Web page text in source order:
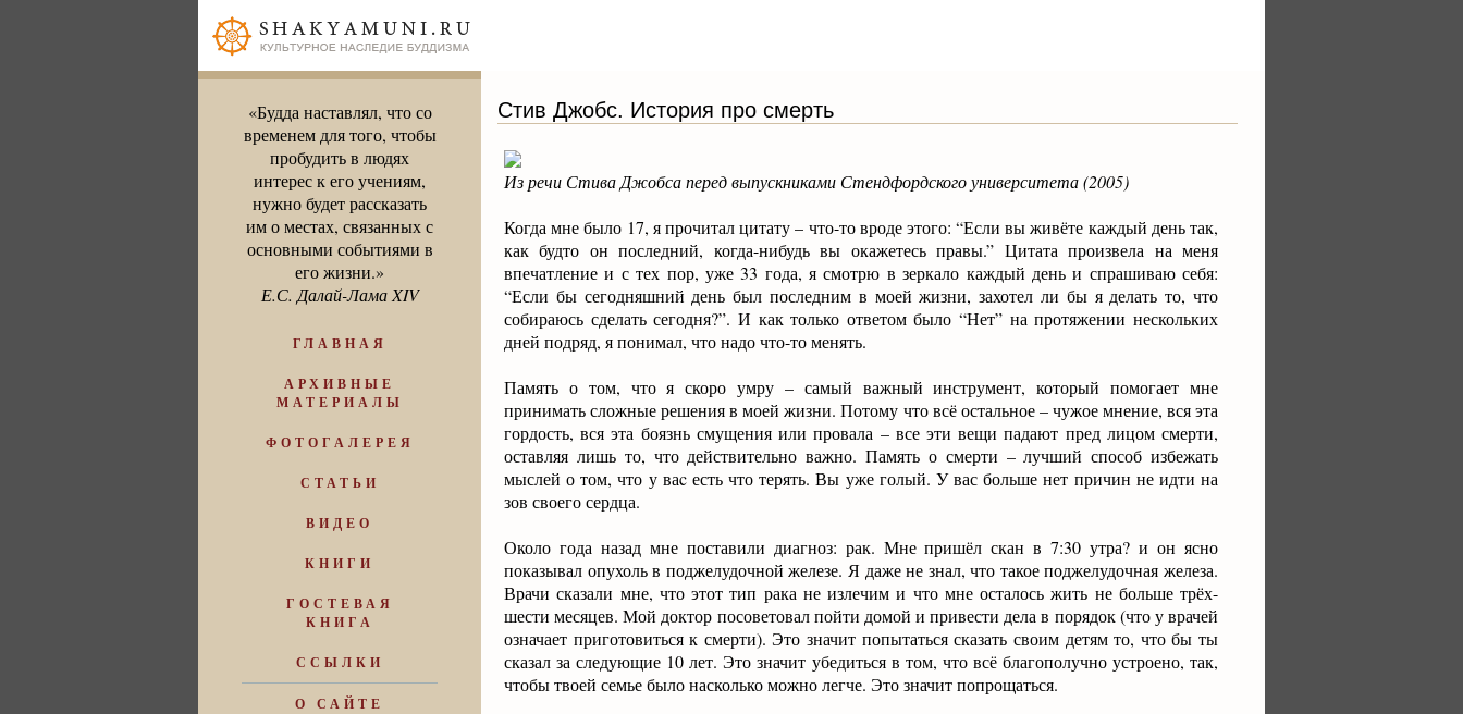
«Будда наставлял, что со
временем для того, чтобы
пробудить в людях
интерес к его учениям,
нужно будет рассказать
им о местах, связанных с
основными событиями в
его жизни.»
Е.С. Далай-Лама XIV
ГЛАВНАЯ
АРХИВНЫЕ
МАТЕРИАЛЫ
ФОТОГАЛЕРЕЯ
СТАТЬИ
ВИДЕО
КНИГИ
ГОСТЕВАЯ
КНИГА
ССЫЛКИ
О САЙТЕ
Стив Джобс. История про смерть
Из речи Стива Джобса перед выпускниками Стендфордского университета (2005)
Когда мне было 17, я прочитал цитату – что-то вроде этого: “Если вы живёте каждый день так,
как будто он последний, когда-нибудь вы окажетесь правы.” Цитата произвела на меня
впечатление и с тех пор, уже 33 года, я смотрю в зеркало каждый день и спрашиваю себя:
“Если бы сегодняшний день был последним в моей жизни, захотел ли бы я делать то, что
собираюсь сделать сегодня?”. И как только ответом было “Нет” на протяжении нескольких
дней подряд, я понимал, что надо что-то менять.
Память о том, что я скоро умру – самый важный инструмент, который помогает мне
принимать сложные решения в моей жизни. Потому что всё остальное – чужое мнение, вся эта
гордость, вся эта боязнь смущения или провала – все эти вещи падают пред лицом смерти,
оставляя лишь то, что действительно важно. Память о смерти – лучший способ избежать
мыслей о том, что у ваc есть что терять. Вы уже голый. У вас больше нет причин не идти на
зов своего сердца.
Около года назад мне поставили диагноз: рак. Мне пришёл скан в 7:30 утра? и он ясно
показывал опухоль в поджелудочной железе. Я даже не знал, что такое поджелудочная железа.
Врачи сказали мне, что этот тип рака не излечим и что мне осталось жить не больше трёх-
шести месяцев. Мой доктор посоветовал пойти домой и привести дела в порядок (что у врачей
означает приготовиться к смерти). Это значит попытаться сказать своим детям то, что бы ты
сказал за следующие 10 лет. Это значит убедиться в том, что всё благополучно устроено, так,
чтобы твоей семье было насколько можно легче. Это значит попрощаться.